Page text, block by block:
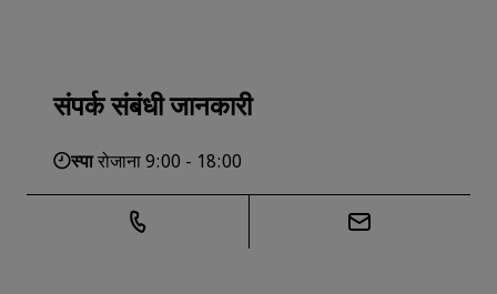
संपर्क संबंधी जानकारी
स्पारोजाना 9:00 - 18:00